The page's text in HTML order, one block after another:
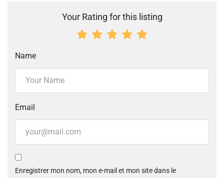
Your Rating for this listing
Name
Email
Enregistrer mon nom, mon e-mail et mon site dans le